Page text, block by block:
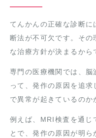
てんかんの正確な診断
断法が不可欠です。そ
な治療方針が決まるから
専門の医療機関では、脳
って、発作の原因を追求
で異常が起きているのか
例えば、MRI検査を通じ
とで、発作の原因が明